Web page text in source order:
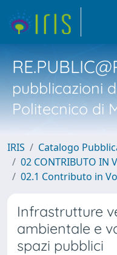
pubblicazioni
Politecnico di
IRIS
Catalogo
02 CONTRIBUTO IN
02.1 Contributo in
Infrastrutture
ambientale e
spazi pubblici